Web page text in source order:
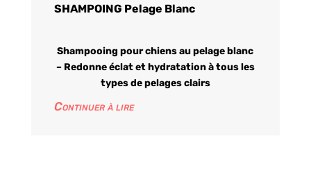
SHAMPOING Pelage Blanc
Shampooing pour chiens au pelage blanc
– Redonne éclat et hydratation à tous les
types de pelages clairs
Continuer à lire